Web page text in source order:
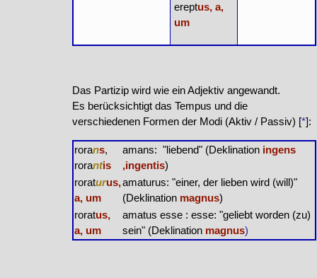
ereptus, a,
um
Das Partizip wird wie ein Adjektiv angewandt.
Es berücksichtigt das Tempus und die
verschiedenen Formen der Modi (Aktiv / Passiv) [*]:
rorans,
rorantis
amans: "liebend" (Deklination ingens
,ingentis)
roraturus,
a, um
amaturus: "einer, der lieben wird (will)"
(Deklination magnus)
roratus,
a, um
amatus esse : esse: "geliebt worden (zu)
sein" (Deklination magnus)